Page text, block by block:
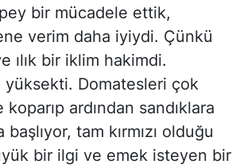
bir mücadele ettik,
verim daha iyiydi. Çünkü
ılık bir iklim hakimdi.
yüksekti. Domatesleri çok
ardından sandıklara
tam kırmızı olduğu
bir ilgi ve emek isteyen bir